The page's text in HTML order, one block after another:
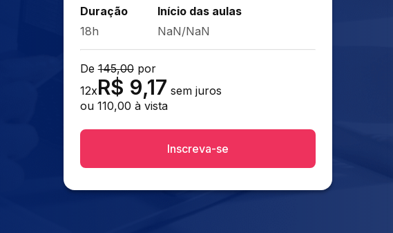
Duração
18h
Início das aulas
NaN/NaN
De145,00por
12xR$ 9,17 sem juros
ou 110,00 à vista
Inscreva-se